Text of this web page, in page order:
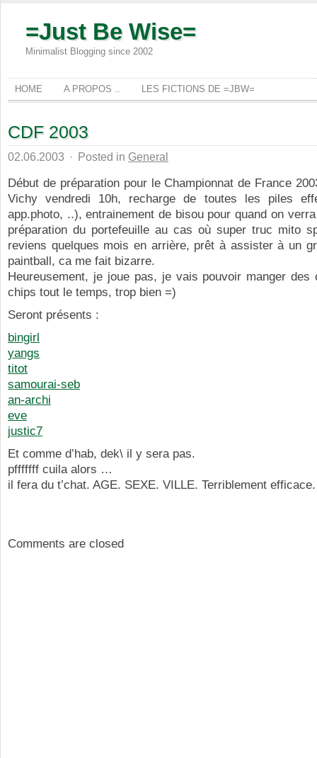
=Just Be Wise=
Minimalist Blogging since 2002
HOME A PROPOS .. LES FICTIONS DE =JBW=
CDF 2003
02.06.2003 · Posted in General
Début de préparation pour le Championnat de France
Vichy vendredi 10h, recharge de toutes les piles
app.photo, ..), entrainement de bisou pour quand on
préparation du portefeuille au cas où super truc mito
reviens quelques mois en arrière, prêt à assister à un
paintball, ca me fait bizarre.
Heureusement, je joue pas, je vais pouvoir manger des
chips tout le temps, trop bien =)
Seront présents :
bingirl
yangs
titot
samourai-seb
an-archi
eve
justic7
Et comme d’hab, dek\ il y sera pas.
pfffffff cuila alors …
il fera du t’chat. AGE. SEXE. VILLE. Terriblement efficace.
Comments are closed